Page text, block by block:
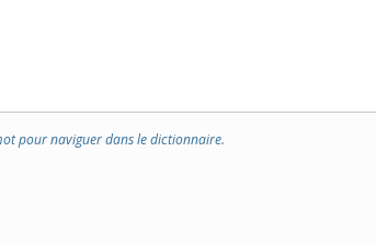
pour naviguer dans le dictionnaire.